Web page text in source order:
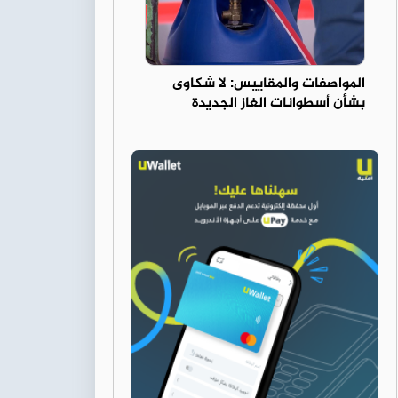
المواصفات والمقاييس: لا شكاوى
بشأن أسطوانات الغاز الجديدة